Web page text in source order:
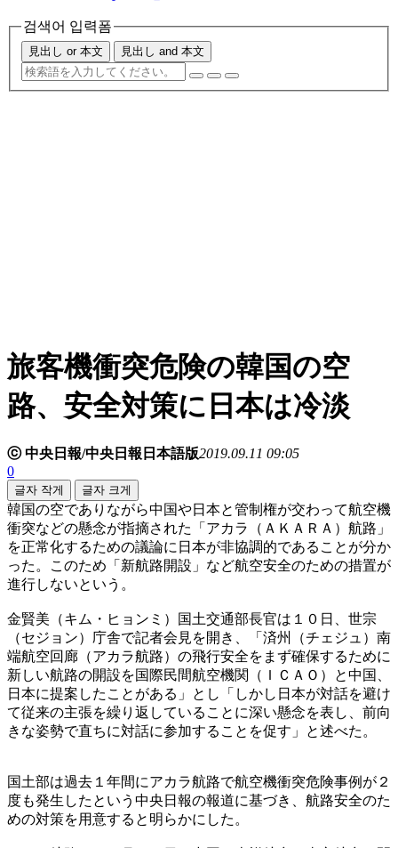
검색어 입력폼
見出し or 本文 見出し and 本文
旅客機衝突危険の韓国の空
路、安全対策に日本は冷淡
ⓒ 中央日報/中央日報日本語版2019.09.11 09:05
0
글자 작게 글자 크게
韓国の空でありながら中国や日本と管制権が交わって航空機
衝突などの懸念が指摘された「アカラ（ＡＫＡＲＡ）航路」
を正常化するための議論に日本が非協調的であることが分か
った。このため「新航路開設」など航空安全のための措置が
進行しないという。
金賢美（キム・ヒョンミ）国土交通部長官は１０日、世宗
（セジョン）庁舎で記者会見を開き、「済州（チェジュ）南
端航空回廊（アカラ航路）の飛行安全をまず確保するために
新しい航路の開設を国際民間航空機関（ＩＣＡＯ）と中国、
日本に提案したことがある」とし「しかし日本が対話を避け
て従来の主張を繰り返していることに深い懸念を表し、前向
きな姿勢で直ちに対話に参加することを促す」と述べた。
国土部は過去１年間にアカラ航路で航空機衝突危険事例が２
度も発生したという中央日報の報道に基づき、航路安全のた
めの対策を用意すると明らかにした。